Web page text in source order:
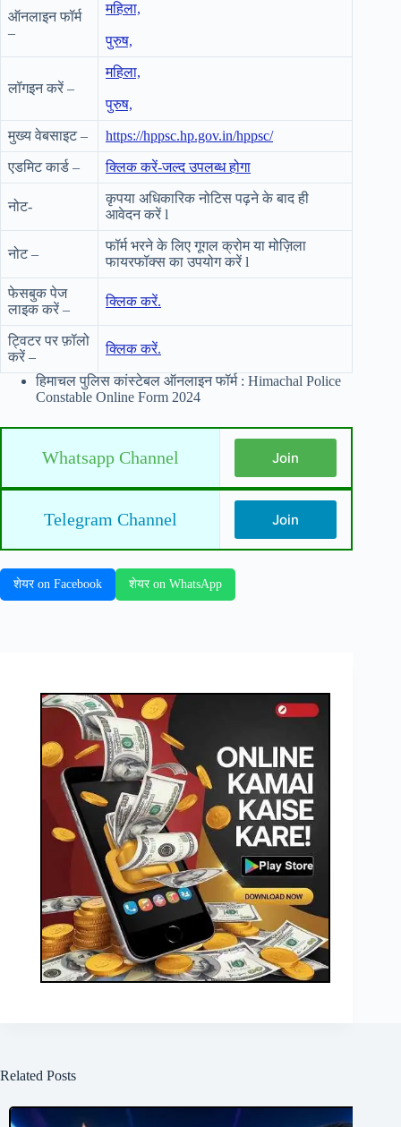
ऑनलाइन फॉर्म
–
महिला,
पुरुष,
लॉगइन करें –
महिला,
पुरुष,
मुख्य वेबसाइट – https://hppsc.hp.gov.in/hppsc/
एडमिट कार्ड – क्लिक करें-जल्द उपलब्ध होगा
नोट-
कृपया अधिकारिक नोटिस पढ़ने के बाद ही
आवेदन करें l
नोट –
फॉर्म भरने के लिए गूगल क्रोम या मोज़िला
फायरफॉक्स का उपयोग करें l
फेसबुक पेज
लाइक करें –
क्लिक करें.
ट्विटर पर फ़ॉलो
करें –
क्लिक करें.
हिमाचल पुलिस कांस्टेबल ऑनलाइन फॉर्म : Himachal Police
Constable Online Form 2024
Whatsapp Channel Join
Telegram Channel Join
शेयर on Facebook शेयर on WhatsApp
Related Posts